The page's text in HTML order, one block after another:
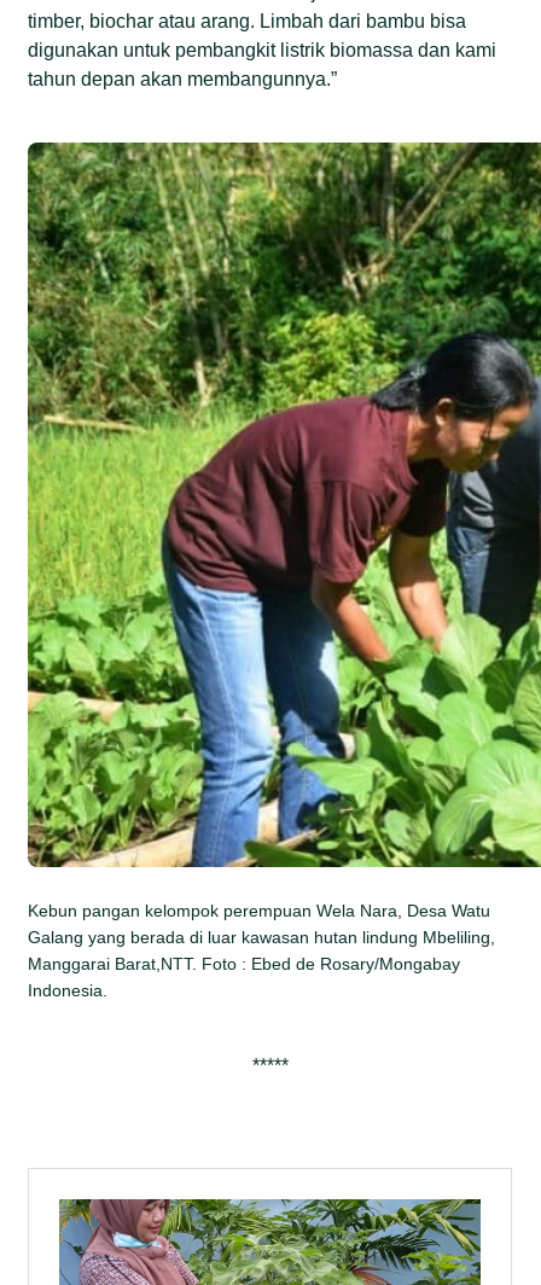
timber, biochar atau arang. Limbah dari bambu bisa
digunakan untuk pembangkit listrik biomassa dan kami
tahun depan akan membangunnya.”
Kebun pangan kelompok perempuan Wela Nara, Desa Watu
Galang yang berada di luar kawasan hutan lindung Mbeliling,
Manggarai Barat,NTT. Foto : Ebed de Rosary/Mongabay
Indonesia.
*****